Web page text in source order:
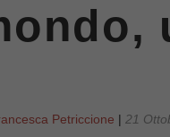
Petriccione | 21